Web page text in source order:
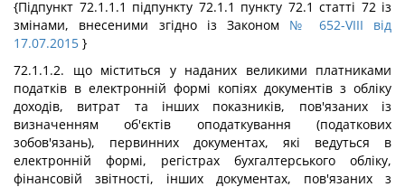
{Підпункт 72.1.1.1 підпункту 72.1.1 пункту 72.1 статті 72 із
змінами, внесеними згідно із Законом № 652-VIII від
17.07.2015 }
72.1.1.2. що міститься у наданих великими платниками
податків в електронній формі копіях документів з обліку
доходів, витрат та інших показників, пов'язаних із
визначенням об'єктів оподаткування (податкових
зобов'язань), первинних документах, які ведуться в
електронній формі, регістрах бухгалтерського обліку,
фінансовій звітності, інших документах, пов'язаних з